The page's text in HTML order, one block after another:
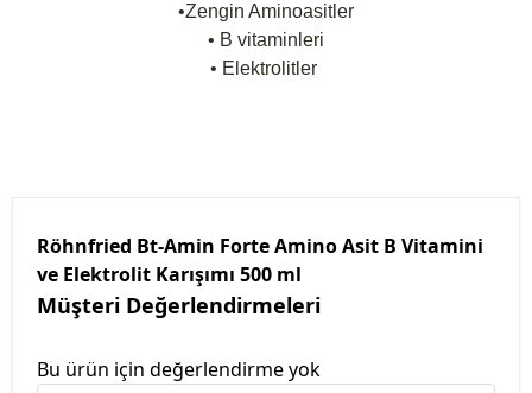
•Zengin Aminoasitler
• B vitaminleri
• Elektrolitler
Röhnfried Bt-Amin Forte Amino Asit B Vitamini
ve Elektrolit Karışımı 500 ml
Müşteri Değerlendirmeleri
Bu ürün için değerlendirme yok